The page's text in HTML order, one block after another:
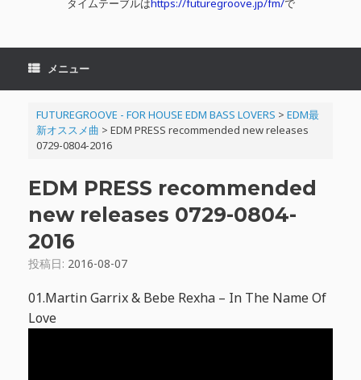
タイムテーブルはhttps://futuregroove.jp/fm/で
メニュー
FUTUREGROOVE - FOR HOUSE EDM BASS LOVERS > EDM最
新オススメ曲 > EDM PRESS recommended new releases
0729-0804-2016
EDM PRESS recommended
new releases 0729-0804-
2016
投稿日: 2016-08-07
01.Martin Garrix & Bebe Rexha – In The Name Of
Love